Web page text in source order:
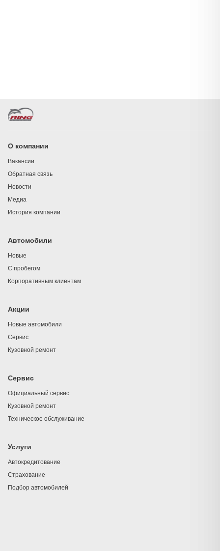
О компании
Вакансии
Обратная связь
Новости
Медиа
История компании
Автомобили
Новые
С пробегом
Корпоративным клиентам
Акции
Новые автомобили
Сервис
Кузовной ремонт
Сервис
Официальный сервис
Кузовной ремонт
Техническое обслуживание
Услуги
Автокредитование
Страхование
Подбор автомобилей